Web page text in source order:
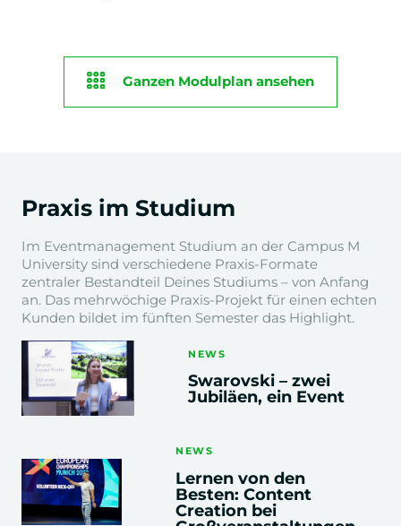
Ganzen Modulplan ansehen
PROFILIERUNG GRUNDMODULE
Scientific Skills
Belegarbeit mit Thema Event
Digital Skills & Projektmanagement
Projekt-Konzept Sportevent
Praxis im Studium
Im Eventmanagement Studium an der Campus M
University sind verschiedene Praxis-Formate
zentraler Bestandteil Deines Studiums – von Anfang
an. Das mehrwöchige Praxis-Projekt für einen echten
Kunden bildet im fünften Semester das Highlight.
NEWS
Swarovski – zwei
Jubiläen, ein Event
NEWS
Lernen von den
Besten: Content
Creation bei